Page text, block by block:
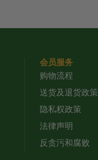
会员服务
购物流程
送货及退货政策
隐私权政策
法律声明
反贪污和腐败